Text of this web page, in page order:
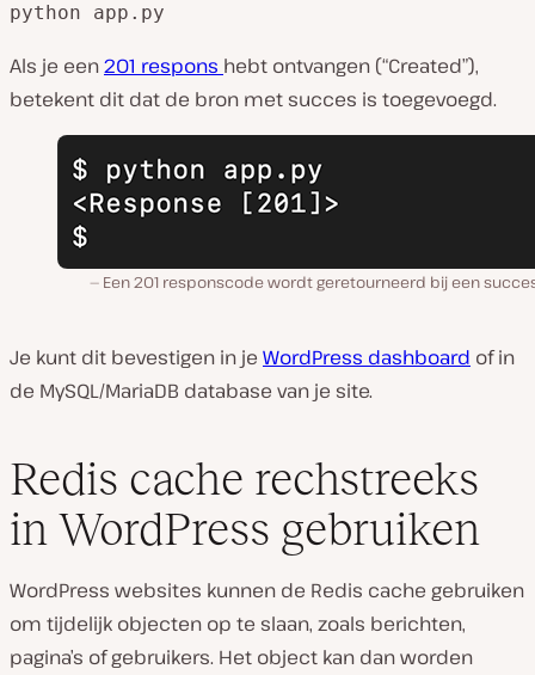
python app.py
Als je een201 respons hebt ontvangen (“Created”),
betekent dit dat de bron met succes is toegevoegd.
Een 201 responscode wordt geretourneerd bij een
Je kunt dit bevestigen in je WordPress dashboard of in
de MySQL/MariaDB database van je site.
Redis cache rechstreeks
in WordPress gebruiken
WordPress websites kunnen de Redis cache gebruiken
om tijdelijk objecten op te slaan, zoals berichten,
pagina’s of gebruikers. Het object kan dan worden